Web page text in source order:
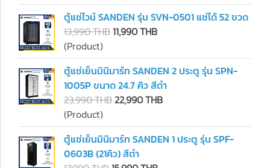
ตู้แช่ไวน์ SANDEN รุ่น SVN-0501 แช่ได้ 52 ขวด
13,990 THB11,990 THB
(Product)
ตู้แช่เย็นมินิมาร์ท SANDEN 2 ประตู รุ่น SPN-
1005P ขนาด 24.7 คิว สีดำ
23,990 THB22,990 THB
(Product)
ตู้แช่เย็นมินิมาร์ท SANDEN 1 ประตู รุ่น SPF-
0603B (21คิว) สีดำ